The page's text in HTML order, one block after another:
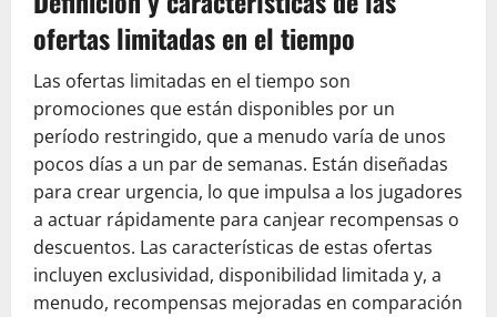
ofertas limitadas en el tiempo
Las ofertas limitadas en el tiempo son
promociones que están disponibles por un
período restringido, que a menudo varía de unos
pocos días a un par de semanas. Están diseñadas
para crear urgencia, lo que impulsa a los jugadores
a actuar rápidamente para canjear recompensas o
descuentos. Las características de estas ofertas
incluyen exclusividad, disponibilidad limitada y, a
menudo, recompensas mejoradas en comparación